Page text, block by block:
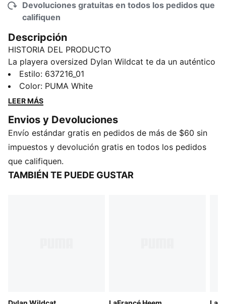
Devoluciones gratuitas en todos los pedidos que
califiquen
Descripción
HISTORIA DEL PRODUCTO
La playera oversized Dylan Wildcat te da un auténtico
estilo de básquetbol. Un corte amplio te ayuda a
sentirte cómodo durante todo el día.
CARACTERÍSTICAS Y BENEFICIOS
reciclado
DETALLES
Producto diseñado para: Lifestyle by PUMA
Corte: oversized
Largo: regular
Estilo: 637216_01
Color: PUMA White
LEER MÁS
Envios y Devoluciones
Envío estándar gratis en pedidos de más de $60 sin
impuestos y devolución gratis en todos los pedidos
que califiquen.
TAMBIÉN TE PUEDE GUSTAR